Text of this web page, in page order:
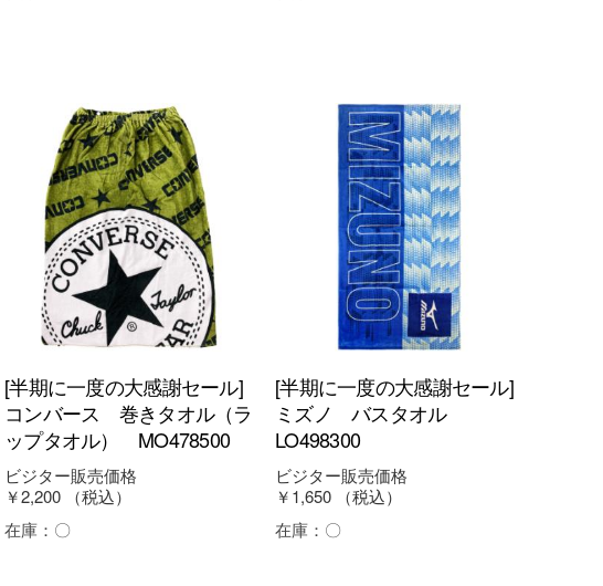
[半期に一度の大感謝セール]
コンバース 巻きタオル（ラ
ップタオル） MO478500
ビジター販売価格
￥2,200
（税込）
在庫： 〇
[半期に一度の大感謝セール]
ミズノ バスタオル
LO498300
ビジター販売価格
￥1,650
（税込）
在庫： 〇